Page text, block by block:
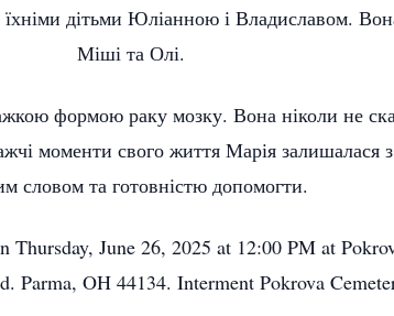
дітьми Юліанною і Владиславом.
Міші та Олі.
формою раку мозку. Вона ніколи не
моменти свого життя Марія
словом та готовністю допомогти.
June 26, 2025 at 12:00 PM at
Parma, OH 44134. Interment Pokrova